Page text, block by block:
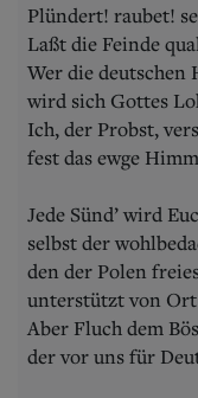
Plündert! raubet!
Laßt die Feinde
Wer die deutschen
wird sich Gottes
Ich, der Probst,
fest das ewge
Jede Sünd’ wird
selbst der
den der Polen
unterstützt von
Aber Fluch dem
der vor uns für